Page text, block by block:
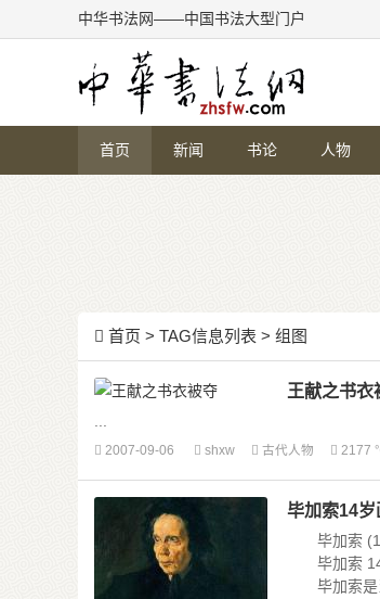
中华书法网——中国书法大型门户
首页 新闻 书论 人物
首页 > TAG信息列表 > 组图
王献之书衣
2007-09-06 shxw 古代人物 2177
毕加索14
毕加索 (14
毕加索
毕加索是当